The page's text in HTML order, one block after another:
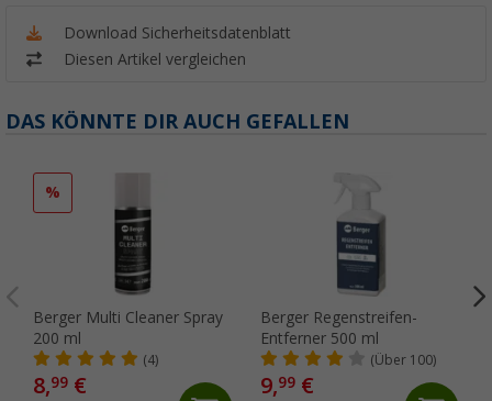
Download Sicherheitsdatenblatt
Diesen Artikel vergleichen
DAS KÖNNTE DIR AUCH GEFALLEN
%
Berger Multi Cleaner Spray
200 ml
(4)
8,99 €
Berger Regenstreifen-
Entferner 500 ml
(Über 100)
9,99€